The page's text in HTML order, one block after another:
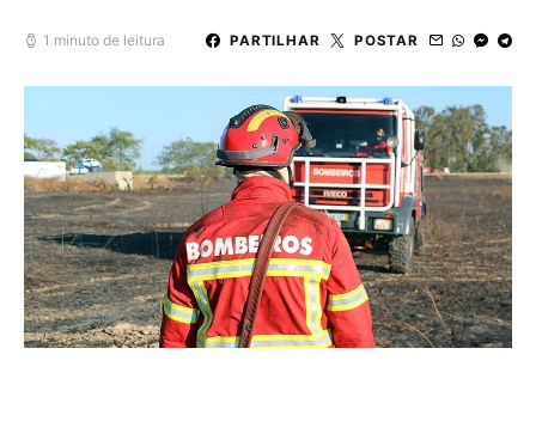
1 minuto de leitura PARTILHAR POSTAR